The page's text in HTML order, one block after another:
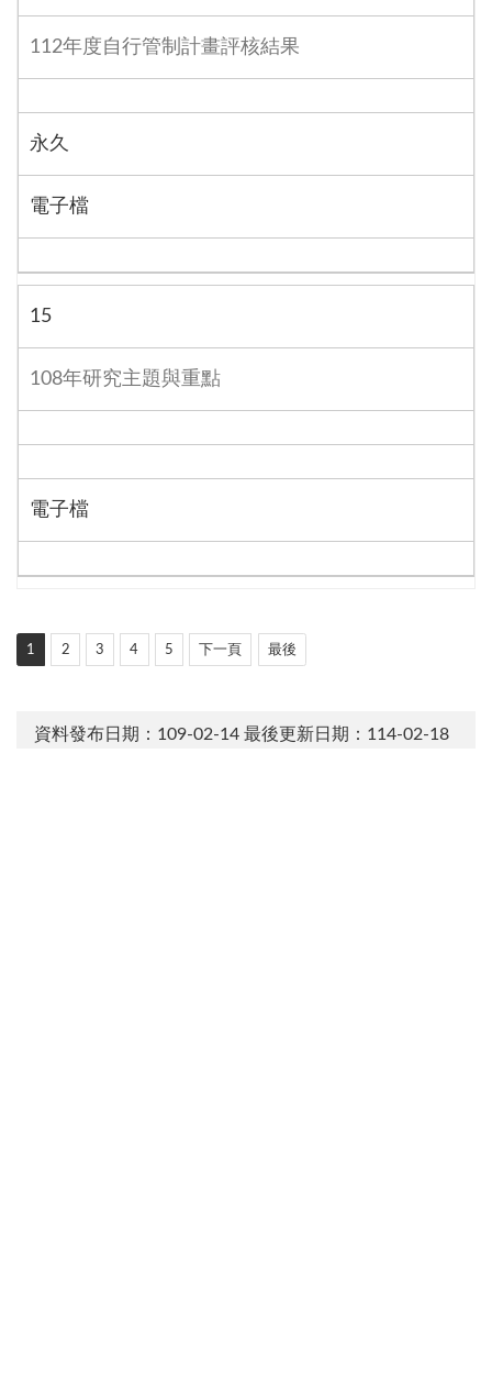
112年度自行管制計畫評核結果
永久
電子檔
15
108年研究主題與重點
電子檔
1 2 3 4 5 下一頁 最後
資料發布日期：109-02-14 最後更新日期：114-02-18